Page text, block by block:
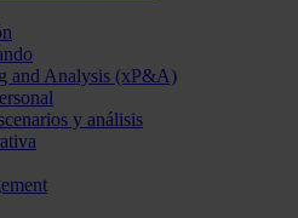
and Analysis (xP&A)
y análisis